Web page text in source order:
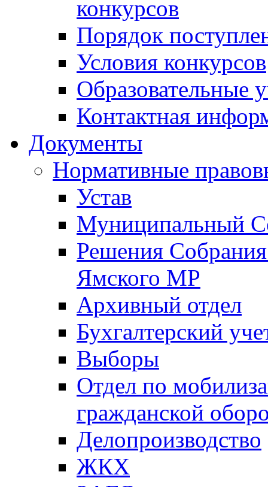
конкурсов
Порядок
Условия конкурсов
Образовательные
Контактная
Документы
Нормативные
Устав
Муниципальный
Решения
Ямского МР
Архивный отдел
Бухгалтерский
Выборы
Отдел по
гражданской
Делопроизводство
ЖКХ